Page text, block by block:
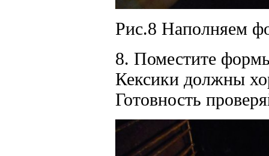
Рис.8 Наполняем
8. Поместите
Кексики должны
Готовность